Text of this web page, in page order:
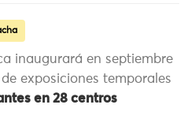
inaugurará en septiembre
exposiciones temporales
en 28 centros